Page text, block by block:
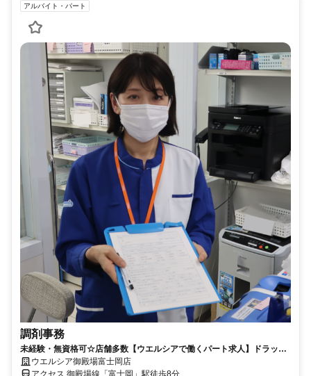
アルバイト・パート
調剤事務
未経験・無資格可☆店舗多数【ウエルシアで働くパート求人】ドラッグ
ストアの調剤事務
ウエルシア御殿場富士岡店
アクセス 御殿場線「富士岡」駅徒歩8分